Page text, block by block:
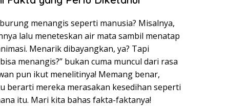
menangis seperti manusia? Misalnya,
lalu meneteskan air mata sambil menatap
Menarik dibayangkan, ya? Tapi
menangis?” bukan cuma muncul dari rasa
pun ikut menelitinya! Memang benar,
berarti mereka merasakan kesedihan seperti
itu. Mari kita bahas fakta-faktanya!